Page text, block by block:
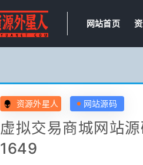
网站首页
资源外星人 网站源码
虚拟交易商城网站
1649